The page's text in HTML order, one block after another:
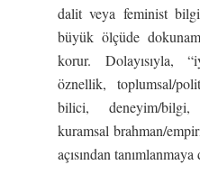
dalit veya feminist
büyük ölçüde
korur. Dolayısıyla,
öznellik, toplumsal/
bilici, deneyim/bilgi,
kuramsal brahman/
açısından